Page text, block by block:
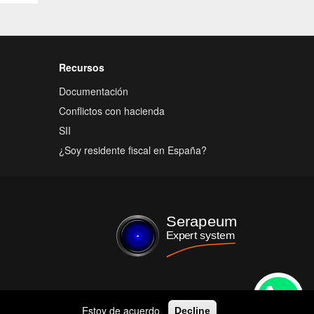
Recursos
Documentación
Conflictos con hacienda
SII
¿Soy residente fiscal en España?
Estoy de acuerdo Decline